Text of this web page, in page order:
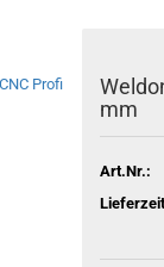
CNC Profi
mm
Art.Nr.: